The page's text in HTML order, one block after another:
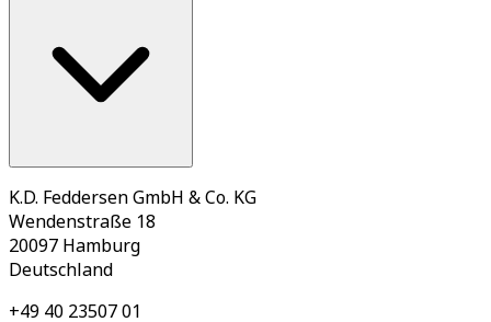
K.D. Feddersen GmbH & Co. KG
Wendenstraße 18
20097 Hamburg
Deutschland
+49 40 23507 01